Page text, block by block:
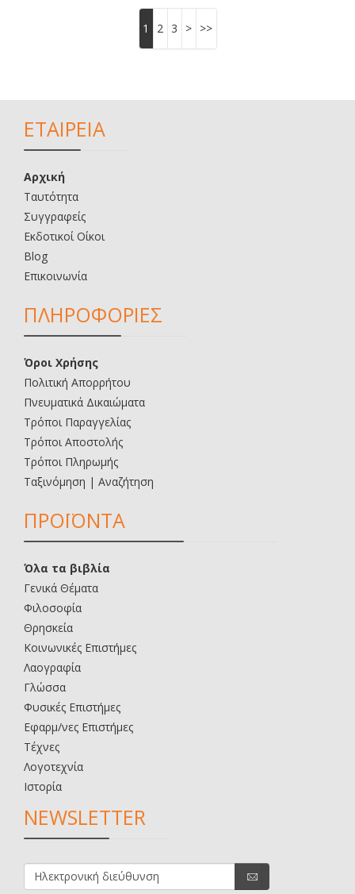
1 2 3 > >>
ΕΤΑΙΡΕΙΑ
Αρχική
Ταυτότητα
Συγγραφείς
Εκδοτικοί Οίκοι
Blog
Επικοινωνία
ΠΛΗΡΟΦΟΡΙΕΣ
Όροι Χρήσης
Πολιτική Απορρήτου
Πνευματικά Δικαιώματα
Τρόποι Παραγγελίας
Τρόποι Αποστολής
Τρόποι Πληρωμής
Ταξινόμηση | Αναζήτηση
ΠΡΟΪΟΝΤΑ
Όλα τα βιβλία
Γενικά Θέματα
Φιλοσοφία
Θρησκεία
Κοινωνικές Επιστήμες
Λαογραφία
Γλώσσα
Φυσικές Επιστήμες
Εφαρμ/νες Επιστήμες
Τέχνες
Λογοτεχνία
Ιστορία
NEWSLETTER